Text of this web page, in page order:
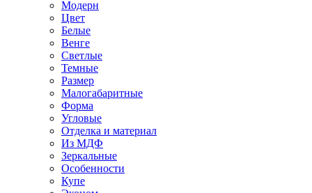
Модерн
Цвет
Белые
Венге
Светлые
Темные
Размер
Малогабаритные
Форма
Угловые
Отделка и материал
Из МДФ
Зеркальные
Особенности
Купе